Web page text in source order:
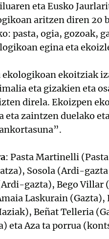
eta Eusko
aritzen diren
pasta, ogia, gozoak,
egina eta
ekoitziak
eta gizakien eta
direla. Ekoizpen
eta zaintzen duelako
: Pasta Martinelli
Sosola (Ardi-
gazta), Bego
Laskurain
Beñat Telleria
eta Aza ta porrua